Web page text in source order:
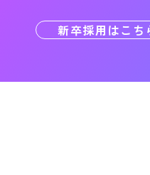
新卒採用はこち